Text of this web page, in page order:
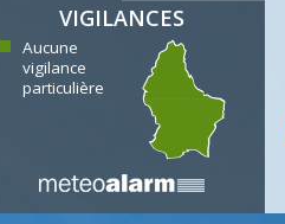
VIGILANCES
Aucune
vigilance
particulière